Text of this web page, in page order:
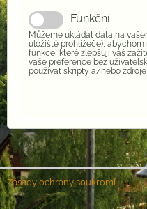
Funkční
Můžeme ukládat data na
úložiště prohlížeče),
funkce, které zlepšují váš
vaše preference bez
používat skripty a/nebo
Zásady ochrany soukromí